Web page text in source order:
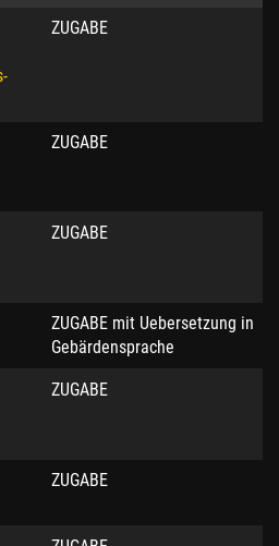
ZUGABE
ZUGABE
ZUGABE
ZUGABE mit Uebersetzung in
Gebärdensprache
ZUGABE
ZUGABE